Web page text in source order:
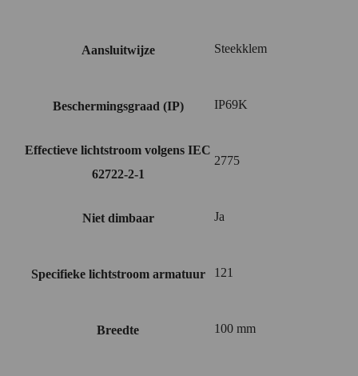
Aansluitwijze Steekklem
Beschermingsgraad (IP) IP69K
Effectieve lichtstroom volgens IEC
62722-2-1
2775
Niet dimbaar Ja
Specifieke lichtstroom armatuur 121
Breedte 100 mm